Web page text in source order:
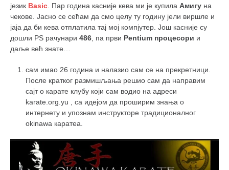
тсунами дојо
програм
снимци наступа
чланарина
контакт
бесплатна е-књига
термини тренинга
моја прича
моја прича
језик Basic. Пар година касније кева ми је купила Амигу на
чекове. Јасно се сећам да смо целу ту годину јели виршле и
јаја да би кева отплатила тај мој компјутер. Још касније су
дошли PS рачунари 486, па први Pentium процесори и
даље већ знате…
сам имао 26 година и налазио сам се на прекретници.
После кратког размишљања решио сам да направим
сајт о карате клубу који сам водио на адреси
karate.org.yu , са идејом да проширим знања о
интернету и упознам инструкторе традиционалног
okinawa каратеа.